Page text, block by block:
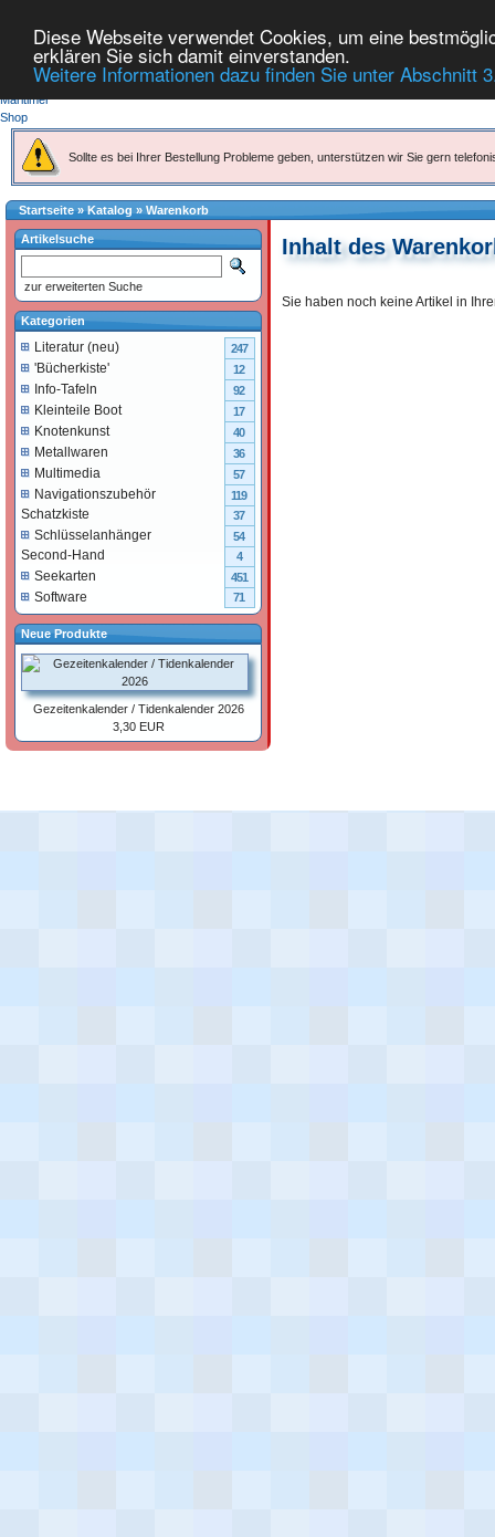
Diese Webseite verwendet Cookies, um eine
erklären Sie sich damit einverstanden.
Weitere Informationen dazu finden Sie unter Abschnitt
Sollte es bei Ihrer Bestellung Probleme geben, unterstützen wir Sie gern
Startseite»Katalog » Warenkorb
Inhalt des
Sie haben noch keine Artikel in
Artikelsuche
zur erweiterten Suche
Kategorien
Literatur (neu) 247
'Bücherkiste' 12
Info-Tafeln 92
Kleinteile Boot 17
Knotenkunst 40
Metallwaren 36
Multimedia 57
Navigationszubehör 119
Schatzkiste 37
Schlüsselanhänger 54
Second-Hand 4
Seekarten 451
Software 71
Neue Produkte
Gezeitenkalender / Tidenkalender 2026
3,30 EUR